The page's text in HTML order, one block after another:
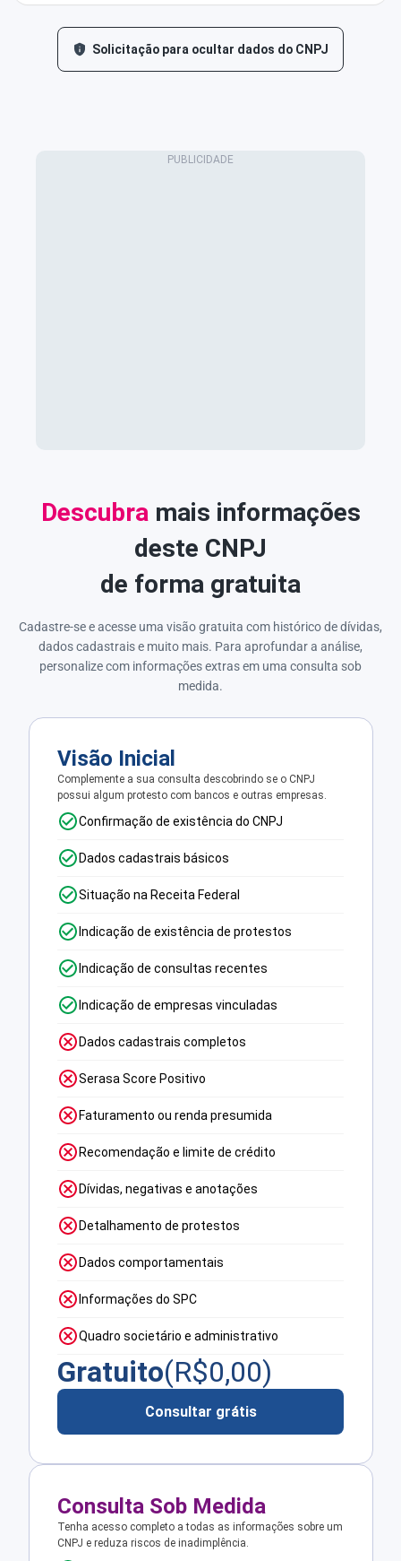
Solicitação para ocultar dados do CNPJ
Descubra mais informações
deste CNPJ
de forma gratuita
Cadastre-se e acesse uma visão gratuita com histórico de dívidas,
dados cadastrais e muito mais. Para aprofundar a análise,
personalize com informações extras em uma consulta sob
medida.
Visão Inicial
Complemente a sua consulta descobrindo se o CNPJ
possui algum protesto com bancos e outras empresas.
Confirmação de existência do CNPJ
Dados cadastrais básicos
Situação na Receita Federal
Indicação de existência de protestos
Indicação de consultas recentes
Indicação de empresas vinculadas
Dados cadastrais completos
Serasa Score Positivo
Faturamento ou renda presumida
Recomendação e limite de crédito
Dívidas, negativas e anotações
Detalhamento de protestos
Dados comportamentais
Informações do SPC
Quadro societário e administrativo
Gratuito(R$0,00)
Consultar grátis
Consulta Sob Medida
Tenha acesso completo a todas as informações sobre um
CNPJ e reduza riscos de inadimplência.